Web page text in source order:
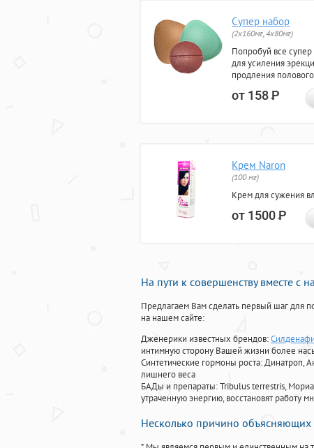
Супер набор
(2х160мг, 4х80мг)
Попробуй все
для усиления
продления полового
от 158Р
Крем Naron
(100 мг)
Крем для сужения
от 1500Р
На пути к совершенству вместе с
Предлагаем Вам сделать первый шаг для
на нашем сайте:
Дженерики известных брендов:
интимную сторону Вашей жизни более
Синтетические гормоны роста: Динатроп,
лишнего веса
БАДы и препараты:Tribulus terrestris,
утраченную энергию, восстановят работу
Несколько причино объясняющих